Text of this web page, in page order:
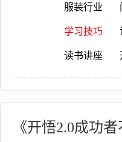
服装行业
学习技巧
读书讲座
《开悟2.0成功